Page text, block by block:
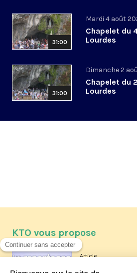
31:00
Mardi 4 août
Chapelet du
Lourdes
31:00
Dimanche 2
Chapelet du
Lourdes
KTO vous propose
Article
Les reportages